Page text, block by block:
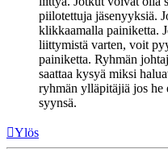
piilotettuja jäsenyyksiä.
klikkaamalla painiketta.
liittymistä varten, voit
painiketta. Ryhmän
saattaa kysyä miksi
ryhmän ylläpitäjiä jos
syynsä.
Ylös